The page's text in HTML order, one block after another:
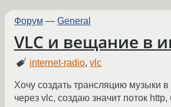
Форум — General
VLC и вещание в
internet-radio,vlc
Хочу создать трансляцию музыки в
через vlc, создаю значит поток http,